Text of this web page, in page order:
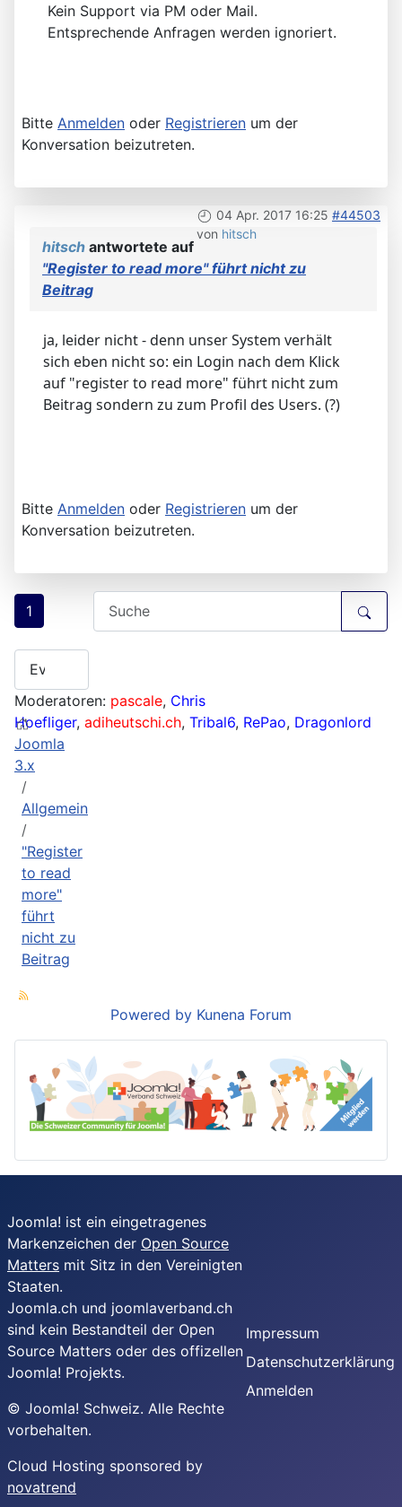
Kein Support via PM oder Mail.
Entsprechende Anfragen werden ignoriert.
Bitte Anmelden oder Registrieren um der
Konversation beizutreten.
04 Apr. 2017 16:25 #44503
von hitsch
hitsch antwortete auf
"Register to read more" führt nicht zu
Beitrag
ja, leider nicht - denn unser System verhält
sich eben nicht so: ein Login nach dem Klick
auf "register to read more" führt nicht zum
Beitrag sondern zu zum Profil des Users. (?)
Bitte Anmelden oder Registrieren um der
Konversation beizutreten.
1
Moderatoren: pascale, Chris
Hoefliger, adiheutschi.ch, Tribal6, RePao, Dragonlord
Joomla
3.x
Allgemein
"Register
to read
more"
führt
nicht zu
Beitrag
Powered by Kunena Forum
Joomla! ist ein eingetragenes
Markenzeichen der Open Source
Matters mit Sitz in den Vereinigten
Staaten.
Joomla.ch und joomlaverband.ch
sind kein Bestandteil der Open
Source Matters oder des offizellen
Joomla! Projekts.
© Joomla! Schweiz. Alle Rechte
vorbehalten.
Cloud Hosting sponsored by
novatrend
Impressum
Datenschutzerklärung
Anmelden